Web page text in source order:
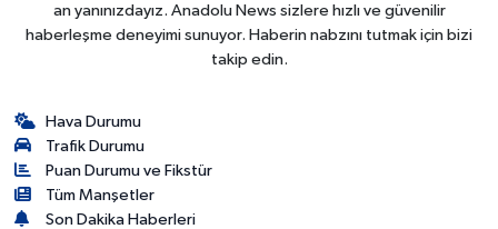
an yanınızdayız. Anadolu News sizlere hızlı ve güvenilir
haberleşme deneyimi sunuyor. Haberin nabzını tutmak için bizi
takip edin.
Hava Durumu
Trafik Durumu
Puan Durumu ve Fikstür
Tüm Manşetler
Son Dakika Haberleri